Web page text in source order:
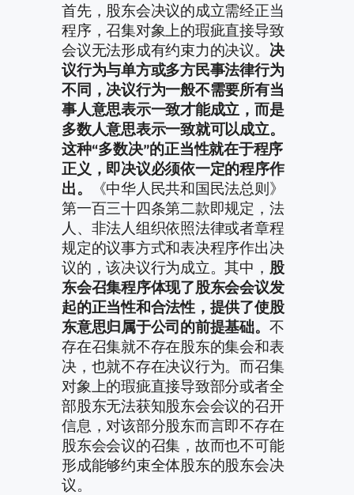
首先，股东会决议的成立需经正当
程序，召集对象上的瑕疵直接导致
会议无法形成有约束力的决议。 决
议行为与单方或多方民事法律行为
不同，决议行为一般不需要所有当
事人意思表示一致才能成立，而是
多数人意思表示一致就可以成立。
这种“多数决”的正当性就在于程序
正义，即决议必须依一定的程序作
出。
《中华人民共和国民法总则》
第一百三十四条第二款即规定，法
人、非法人组织依照法律或者章程
规定的议事方式和表决程序作出决
议的，该决议行为成立。其中， 股
东会召集程序体现了股东会会议发
起的正当性和合法性，提供了使股
东意思归属于公司的前提基础。 不
存在召集就不存在股东的集会和表
决，也就不存在决议行为。而召集
对象上的瑕疵直接导致部分或者全
部股东无法获知股东会会议的召开
信息，对该部分股东而言即不存在
股东会会议的召集，故而也不可能
形成能够约束全体股东的股东会决
议。